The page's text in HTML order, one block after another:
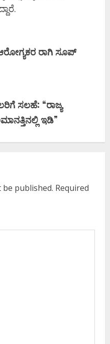
ರಾಗಿ ಸೂಪ್
ಸಲಹೆ: “ರಾಜ್ಯ
ಇಡಿ”
published. Required